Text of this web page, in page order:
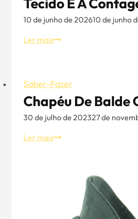
10 de junho de 202610 de junho
Ler maisComo
do
tecido
e
contagem
Saber-Fazer
Chapéu De Balde
30 de julho de 202327 de
Ler maisChapéu